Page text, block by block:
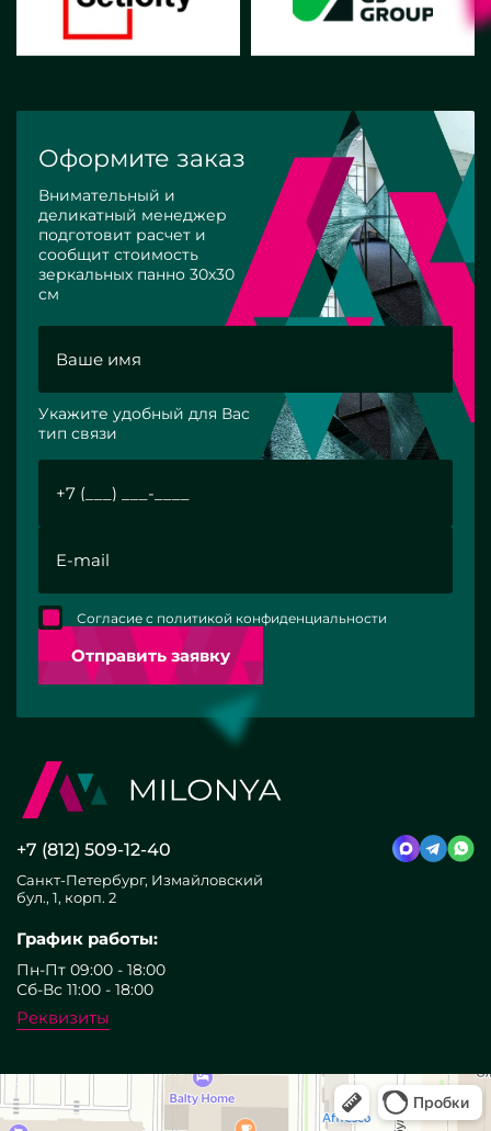
Оформите заказ
Внимательный и
деликатный менеджер
подготовит расчет и
сообщит стоимость
зеркальных панно 30х30
см
Укажите удобный для Вас
тип связи
Отправить заявку
Согласие с политикой конфиденциальности
+7 (812) 509-12-40
Санкт-Петербург, Измайловский
бул., 1, корп. 2
График работы:
Пн-Пт 09:00 - 18:00
Сб-Вс 11:00 - 18:00
Реквизиты